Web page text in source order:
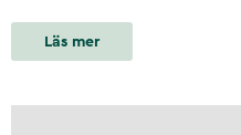
Läs mer